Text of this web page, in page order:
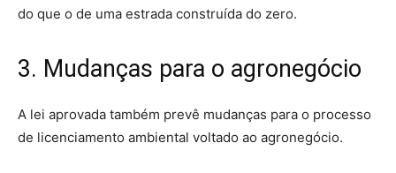
do que o de uma estrada construída do zero.
3. Mudanças para o agronegócio
A lei aprovada também prevê mudanças para o processo
de licenciamento ambiental voltado ao agronegócio.